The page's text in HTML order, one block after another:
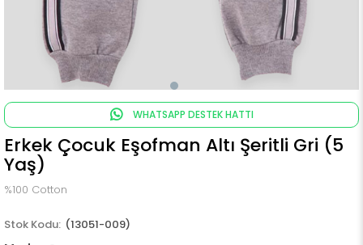
WHATSAPP DESTEK HATTI
Erkek Çocuk Eşofman Altı Şeritli Gri (5
Yaş)
%100 Cotton
(13051-009)